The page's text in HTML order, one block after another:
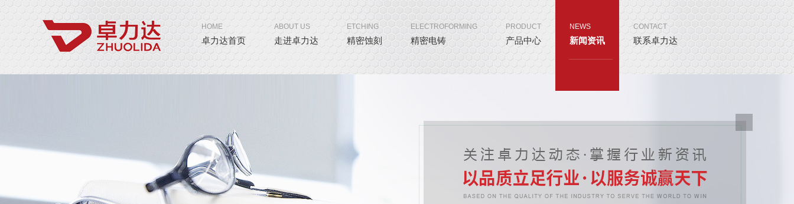
HOME
卓力达首页
ABOUT US
走进卓力达
ETCHING
精密蚀刻
ELECTROFORMING
精密电铸
PRODUCT
产品中心
NEWS
新闻资讯
CONTACT
联系卓力达